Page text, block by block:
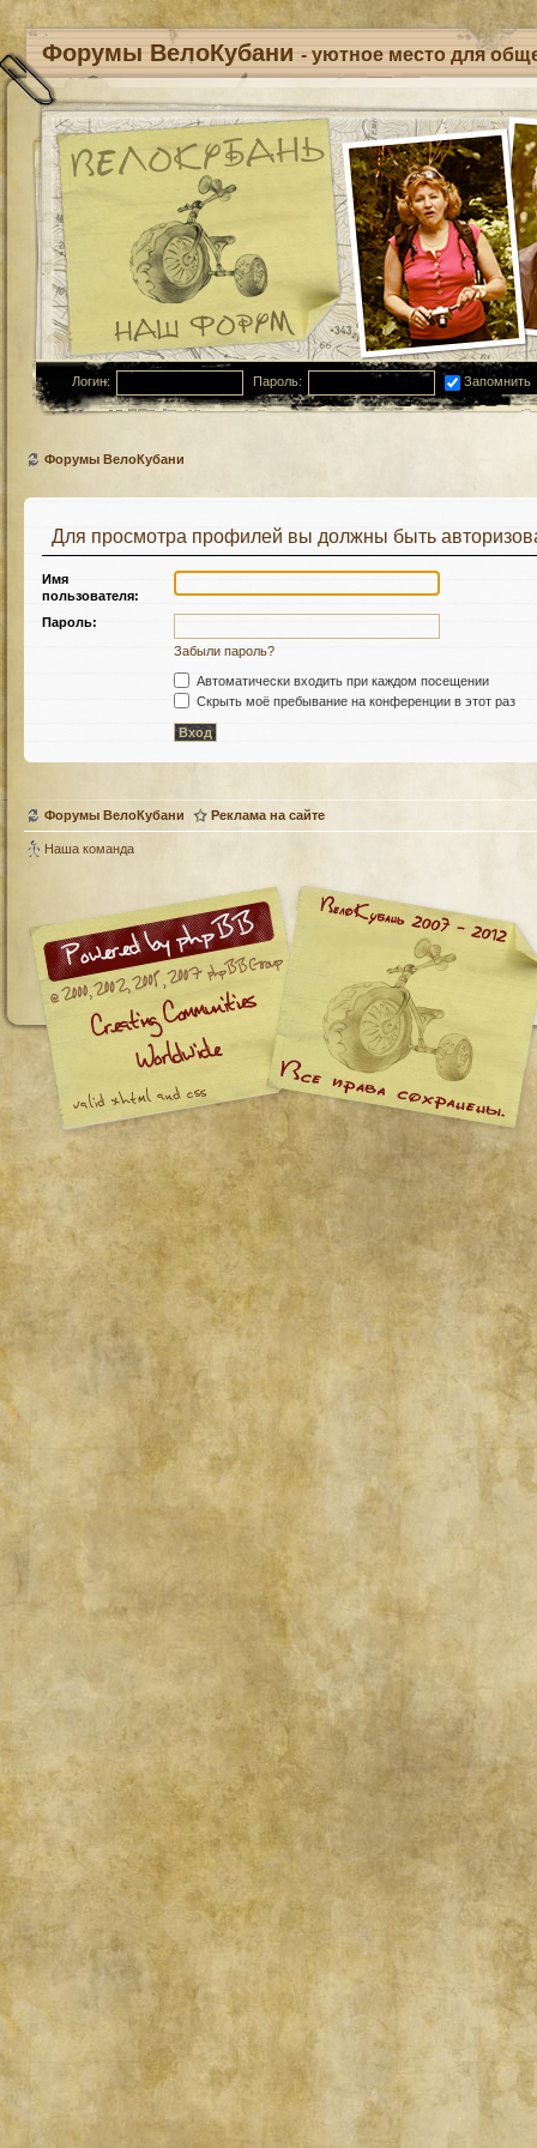
Форумы ВелоКубани - уютное место для
Логин: Пароль: Запомнить
Форумы ВелоКубани
Для просмотра профилей вы должны быть
Имя
пользователя:
Пароль:
Забыли пароль?
Автоматически входить при каждом посещении
Скрыть моё пребывание на конференции в этот раз
Форумы ВелоКубани Реклама на сайте
Наша команда